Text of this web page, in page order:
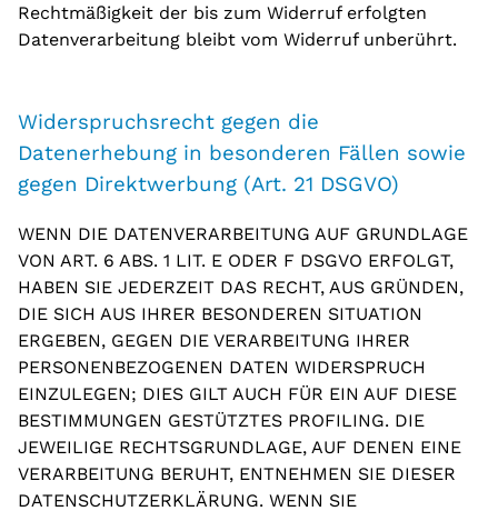
Rechtmäßigkeit der bis zum Widerruf erfolgten
Datenverarbeitung bleibt vom Widerruf unberührt.
Widerspruchsrecht gegen die
Datenerhebung in besonderen Fällen sowie
gegen Direktwerbung (Art. 21 DSGVO)
WENN DIE DATENVERARBEITUNG AUF GRUNDLAGE
VON ART. 6 ABS. 1 LIT. E ODER F DSGVO ERFOLGT,
HABEN SIE JEDERZEIT DAS RECHT, AUS GRÜNDEN,
DIE SICH AUS IHRER BESONDEREN SITUATION
ERGEBEN, GEGEN DIE VERARBEITUNG IHRER
PERSONENBEZOGENEN DATEN WIDERSPRUCH
EINZULEGEN; DIES GILT AUCH FÜR EIN AUF DIESE
BESTIMMUNGEN GESTÜTZTES PROFILING. DIE
JEWEILIGE RECHTSGRUNDLAGE, AUF DENEN EINE
VERARBEITUNG BERUHT, ENTNEHMEN SIE DIESER
DATENSCHUTZERKLÄRUNG. WENN SIE